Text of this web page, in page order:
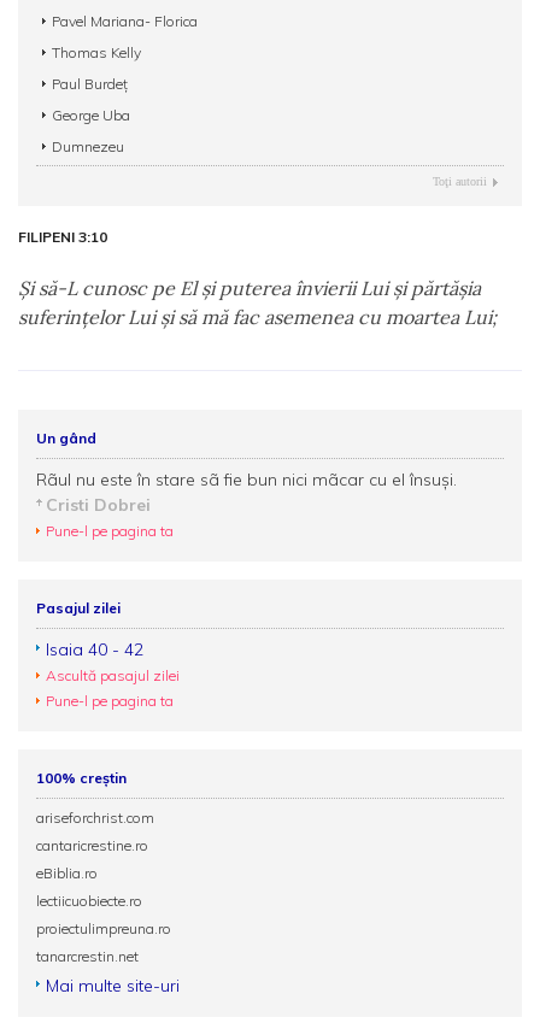
Pavel Mariana- Florica
Thomas Kelly
Paul Burdeţ
George Uba
Dumnezeu
Toţi autorii
FILIPENI 3:10
Şi să-L cunosc pe El şi puterea învierii Lui şi părtăşia
suferinţelor Lui şi să mă fac asemenea cu moartea Lui;
Un gând
Rãul nu este în stare sã fie bun nici mãcar cu el însuşi.
Cristi Dobrei
Pune-l pe pagina ta
Pasajul zilei
Isaia 40 - 42
Ascultă pasajul zilei
Pune-l pe pagina ta
100% creștin
ariseforchrist.com
cantaricrestine.ro
eBiblia.ro
lectiicuobiecte.ro
proiectulimpreuna.ro
tanarcrestin.net
Mai multe site-uri